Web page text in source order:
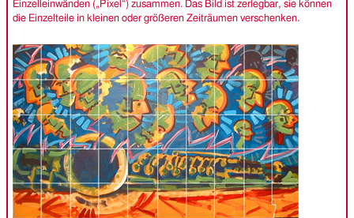
Einzelleinwänden („Pixel“) zusammen. Das Bild ist zerlegbar, sie können
die Einzelteile in kleinen oder größeren Zeiträumen verschenken.